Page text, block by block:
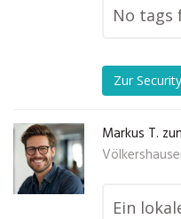
No tags
Zur
Markus T.
Ein